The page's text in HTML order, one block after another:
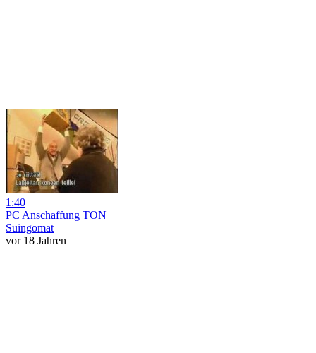
1:40
PC Anschaffung TON
Suingomat
vor 18 Jahren